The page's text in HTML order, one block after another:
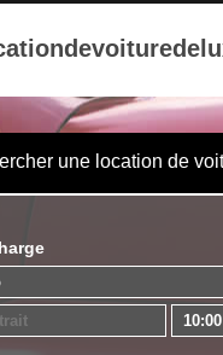
une location de